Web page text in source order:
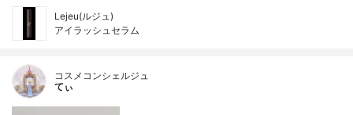
Lejeu(ルジュ)
アイラッシュセラム
コスメコンシェルジュ
てぃ